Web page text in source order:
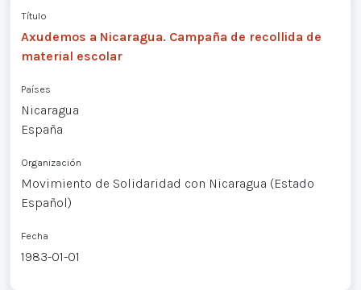
Título
Axudemos a Nicaragua. Campaña de recollida de
material escolar
Países
Nicaragua
España
Organización
Movimiento de Solidaridad con Nicaragua (Estado
Español)
Fecha
1983-01-01